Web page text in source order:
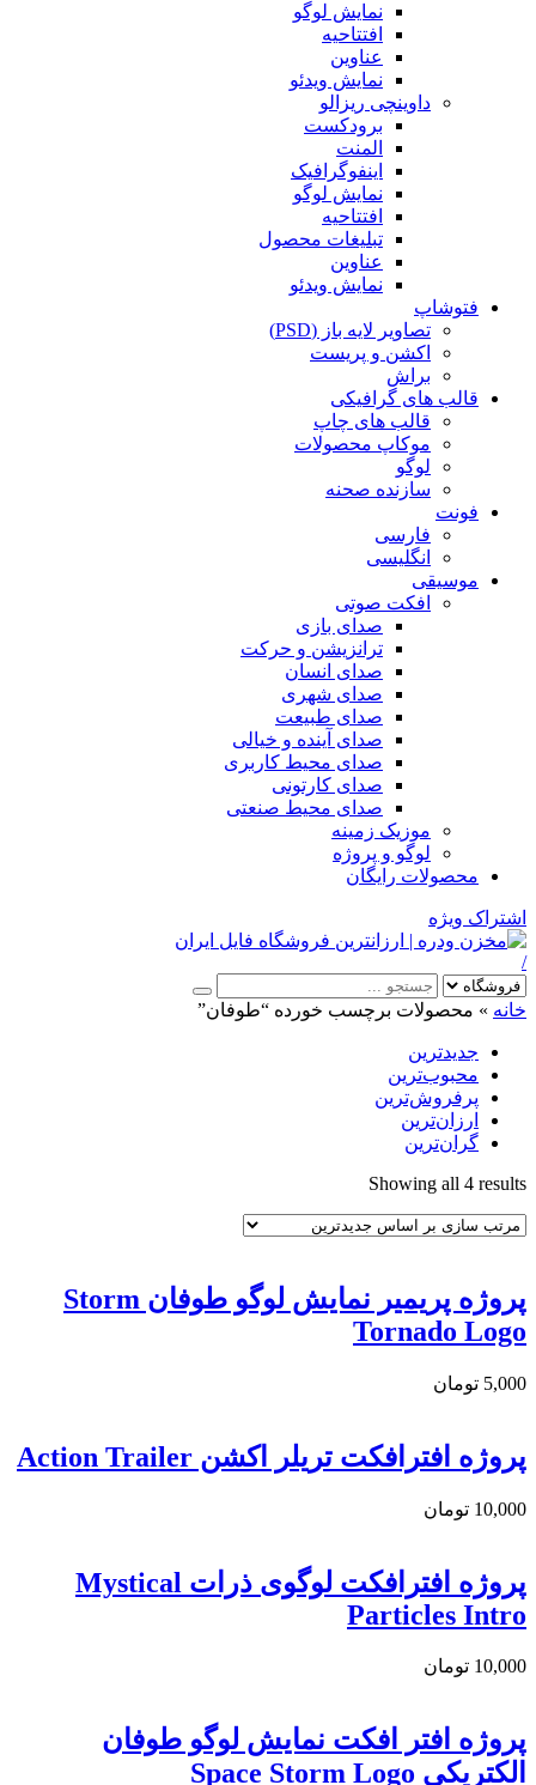
نمایش لوگو
افتتاحیه
عناوین
نمایش ویدئو
داوینچی ریزالو
برودکست
المنت
اینفوگرافیک
نمایش لوگو
افتتاحیه
تبلیغات محصول
عناوین
نمایش ویدئو
فتوشاپ
تصاویر لایه باز (PSD)
اکشن و پریست
براش
قالب های گرافیکی
قالب های چاپ
موکاپ محصولات
لوگو
سازنده صحنه
فونت
فارسی
انگلیسی
موسیقی
افکت صوتی
صدای بازی
ترانزیشن و حرکت
صدای انسان
صدای شهری
صدای طبیعت
صدای آینده و خیالی
صدای محیط کاربری
صدای کارتونی
صدای محیط صنعتی
موزیک زمینه
لوگو و پروژه
محصولات رایگان
اشتراک ویژه
/
خانه » محصولات برچسب خورده “طوفان”
جدیدترین
محبوب‌ترین
پرفروش‌ترین
ارزان‌ترین
گران‌ترین
Showing all 4 results
latest
پروژه پریمیر نمایش لوگو طوفان Storm
Tornado Logo
5,000 تومان
پروژه افترافکت تریلر اکشن Action Trailer
10,000 تومان
پروژه افترافکت لوگوی ذرات Mystical
Particles Intro
10,000 تومان
پروژه افتر افکت نمایش لوگو طوفان
الکتریکی Space Storm Logo